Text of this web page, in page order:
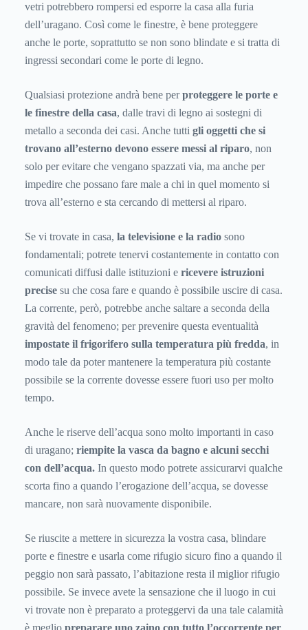
vetri potrebbero rompersi ed esporre la casa alla furia
dell’uragano. Così come le finestre, è bene proteggere
anche le porte, soprattutto se non sono blindate e si tratta di
ingressi secondari come le porte di legno.
Qualsiasi protezione andrà bene perproteggere le porte e
le finestre della casa, dalle travi di legno ai sostegni di
metallo a seconda dei casi. Anche tutti gli oggetti che si
trovano all’esterno devono essere messi al riparo, non
solo per evitare che vengano spazzati via, ma anche per
impedire che possano fare male a chi in quel momento si
trova all’esterno e sta cercando di mettersi al riparo.
Se vi trovate in casa, la televisione e la radio sono
fondamentali; potrete tenervi costantemente in contatto con
comunicati diffusi dalle istituzioni e ricevere istruzioni
precise su che cosa fare e quando è possibile uscire di casa.
La corrente, però, potrebbe anche saltare a seconda della
gravità del fenomeno; per prevenire questa eventualità
impostate il frigorifero sulla temperatura più fredda, in
modo tale da poter mantenere la temperatura più costante
possibile se la corrente dovesse essere fuori uso per molto
tempo.
Anche le riserve dell’acqua sono molto importanti in caso
di uragano; riempite la vasca da bagno e alcuni secchi
con dell’acqua. In questo modo potrete assicurarvi qualche
scorta fino a quando l’erogazione dell’acqua, se dovesse
mancare, non sarà nuovamente disponibile.
Se riuscite a mettere in sicurezza la vostra casa, blindare
porte e finestre e usarla come rifugio sicuro fino a quando il
peggio non sarà passato, l’abitazione resta il miglior rifugio
possibile. Se invece avete la sensazione che il luogo in cui
vi trovate non è preparato a proteggervi da una tale calamità